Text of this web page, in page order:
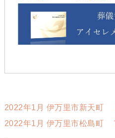
2022年1月 伊万里市新天町
2022年1月 伊万里市松島町